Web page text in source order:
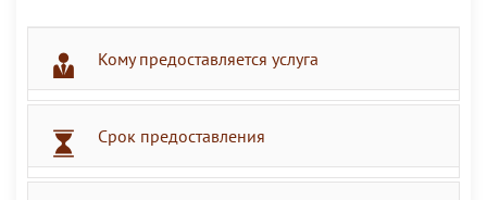
Кому предоставляется услуга
Срок предоставления